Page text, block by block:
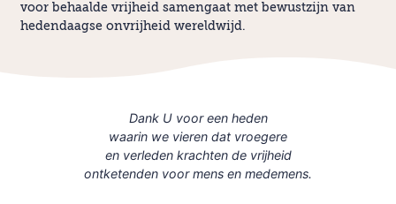
voor behaalde vrijheid samengaat met bewustzijn van
hedendaagse onvrijheid wereldwijd.
Dank U voor een heden
waarin we vieren dat vroegere
en verleden krachten de vrijheid
ontketenden voor mens en medemens.